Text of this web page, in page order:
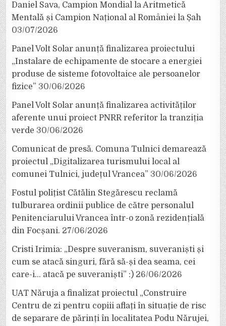
Daniel Sava, Campion Mondial la Aritmetică
Mentală și Campion Național al României la Șah
03/07/2026
Panel Volt Solar anunță finalizarea proiectului
„Instalare de echipamente de stocare a energiei
produse de sisteme fotovoltaice ale persoanelor
fizice” 30/06/2026
Panel Volt Solar anunță finalizarea activităților
aferente unui proiect PNRR referitor la tranziția
verde 30/06/2026
Comunicat de presă. Comuna Tulnici demarează
proiectul „Digitalizarea turismului local al
comunei Tulnici, județul Vrancea” 30/06/2026
Fostul polițist Cătălin Stegărescu reclamă
tulburarea ordinii publice de către personalul
Penitenciarului Vrancea într-o zonă rezidențială
din Focșani. 27/06/2026
Cristi Irimia: „Despre suveranism, suveraniști și
cum se atacă singuri, fără să-și dea seama, cei
care-i… atacă pe suveraniști” :) 26/06/2026
UAT Năruja a finalizat proiectul „Construire
Centru de zi pentru copiii aflați în situație de risc
de separare de părinți în localitatea Podu Nărujei,